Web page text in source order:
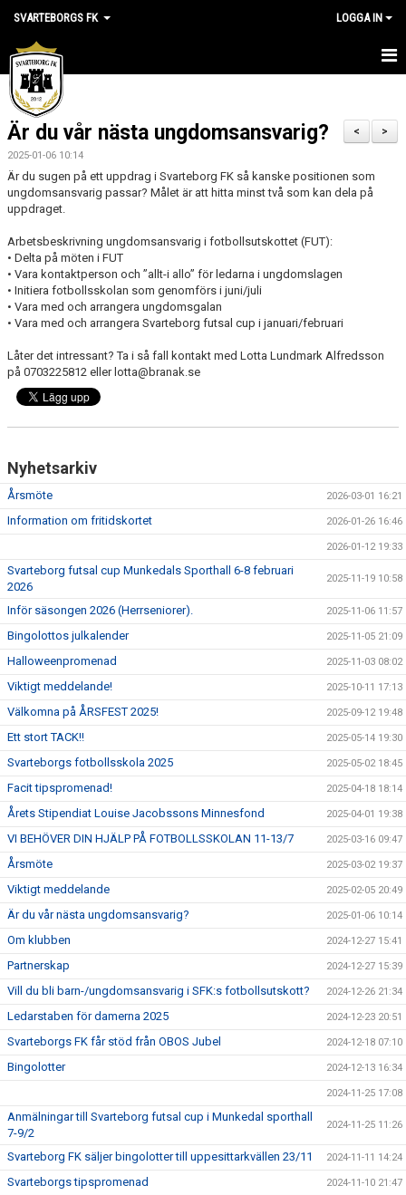
SVARTEBORGS FK LOGGA IN
HEM
NYHETER
OM KLUBBEN
KALENDER
VÅRA LAG
KLUBBSHOP
MEDLEM
VÅRA MATCHER
KONSTGRÄS
GRÄSROTEN
>
<
Är du vår nästa ungdomsansvarig?
2025-01-06 10:14
Är du sugen på ett uppdrag i Svarteborg FK så kanske positionen som
ungdomsansvarig passar? Målet är att hitta minst två som kan dela på
uppdraget.
Arbetsbeskrivning ungdomsansvarig i fotbollsutskottet (FUT):
• Delta på möten i FUT
• Vara kontaktperson och ”allt-i allo” för ledarna i ungdomslagen
• Initiera fotbollsskolan som genomförs i juni/juli
• Vara med och arrangera ungdomsgalan
• Vara med och arrangera Svarteborg futsal cup i januari/februari
Låter det intressant? Ta i så fall kontakt med Lotta Lundmark Alfredsson
på 0703225812 eller lotta@branak.se
Nyhetsarkiv
Årsmöte 2026-03-01 16:21
Information om fritidskortet 2026-01-26 16:46
2026-01-12 19:33
Svarteborg futsal cup Munkedals Sporthall 6-8 februari
2026
2025-11-19 10:58
Inför säsongen 2026 (Herrseniorer). 2025-11-06 11:57
Bingolottos julkalender 2025-11-05 21:09
Halloweenpromenad 2025-11-03 08:02
Viktigt meddelande! 2025-10-11 17:13
Välkomna på ÅRSFEST 2025! 2025-09-12 19:48
Ett stort TACK!! 2025-05-14 19:30
Svarteborgs fotbollsskola 2025 2025-05-02 18:45
Facit tipspromenad! 2025-04-18 18:14
Årets Stipendiat Louise Jacobssons Minnesfond 2025-04-01 19:38
VI BEHÖVER DIN HJÄLP PÅ FOTBOLLSSKOLAN 11-13/7 2025-03-16 09:47
Årsmöte 2025-03-02 19:37
Viktigt meddelande 2025-02-05 20:49
Är du vår nästa ungdomsansvarig? 2025-01-06 10:14
Om klubben 2024-12-27 15:41
Partnerskap 2024-12-27 15:39
Vill du bli barn-/ungdomsansvarig i SFK:s fotbollsutskott? 2024-12-26 21:34
Ledarstaben för damerna 2025 2024-12-23 20:51
Svarteborgs FK får stöd från OBOS Jubel 2024-12-18 07:10
Bingolotter 2024-12-13 16:34
2024-11-25 17:08
Anmälningar till Svarteborg futsal cup i Munkedal sporthall
7-9/2
2024-11-25 11:26
Svarteborg FK säljer bingolotter till uppesittarkvällen 23/11 2024-11-11 14:24
Svarteborgs tipspromenad 2024-11-10 21:47